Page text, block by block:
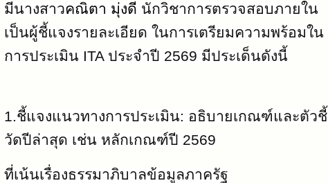
มีนางสาวคณิตา มุ่งดี นักวิชาการตรวจสอบภายใน
เป็นผู้ชี้แจงรายละเอียด ในการเตรียมความพร้อมใน
การประเมิน ITA ประจำปี 2569 มีประเด็นดังนี้
1.ชี้แจงแนวทางการประเมิน: อธิบายเกณฑ์และตัวชี้
วัดปีล่าสุด เช่น หลักเกณฑ์ปี 2569
ที่เน้นเรื่องธรรมาภิบาลข้อมูลภาครัฐ